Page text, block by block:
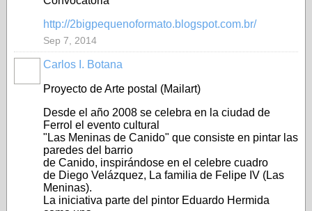
http://2bigpequenoformato.blogspot.com.br/
Sep 7, 2014
Carlos I. Botana
Proyecto de Arte postal (Mailart)
Desde el año 2008 se celebra en la ciudad de
Ferrol el evento cultural
"Las Meninas de Canido" que consiste en pintar las
paredes del barrio
de Canido, inspirándose en el celebre cuadro
de Diego Velázquez, La familia de Felipe IV (Las
Meninas).
La iniciativa parte del pintor Eduardo Hermida